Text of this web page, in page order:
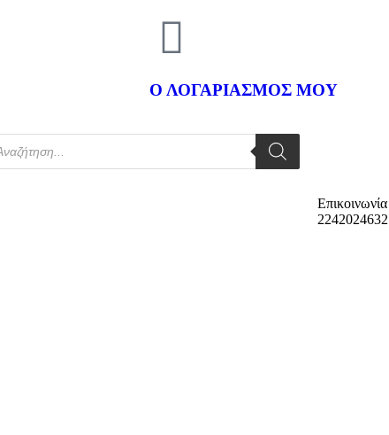
Ο ΛΟΓΑΡΙΑΣΜΟΣ ΜΟΥ
Επικοινωνία
2242024632